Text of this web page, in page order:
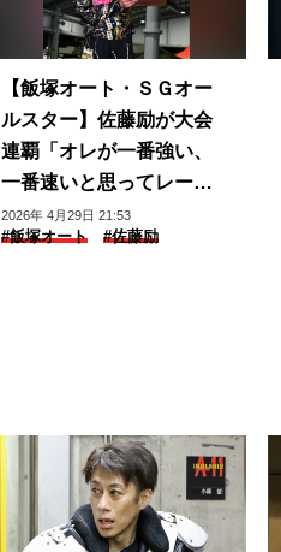
【飯塚オート・ＳＧオー
ルスター】佐藤励が大会
連覇「オレが一番強い、
一番速いと思ってレース
した」
2026年 4月29日 21:53
#飯塚オート #佐藤励